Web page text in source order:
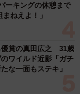
ーキングの休憩まで
ねえよ！」
優賞の真田広之 31歳
ワイルド近影「ガチ
な一面もステキ」